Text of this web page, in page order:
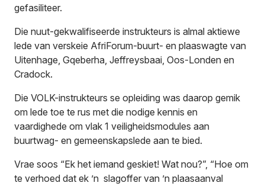
gefasiliteer.
Die nuut-gekwalifiseerde instrukteurs is almal aktiewe
lede van verskeie AfriForum-buurt- en plaaswagte van
Uitenhage, Gqeberha, Jeffreysbaai, Oos-Londen en
Cradock.
Die VOLK-instrukteurs se opleiding was daarop gemik
om lede toe te rus met die nodige kennis en
vaardighede om vlak 1 veiligheidsmodules aan
buurtwag- en gemeenskapslede aan te bied.
Vrae soos “Ek het iemand geskiet! Wat nou?”, “Hoe om
te verhoed dat ek ’n slagoffer van ’n plaasaanval